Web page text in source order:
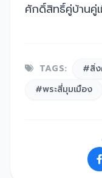
ศักดิ์สิทธิ์คู่บ้านคู่
TAGS: #สิ่
#พระสี่มุมเมือง